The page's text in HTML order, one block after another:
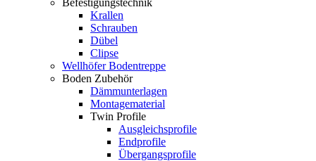
Befestigungstechnik
Krallen
Schrauben
Dübel
Clipse
Wellhöfer Bodentreppe
Boden Zubehör
Dämmunterlagen
Montagematerial
Twin Profile
Ausgleichsprofile
Endprofile
Übergangsprofile